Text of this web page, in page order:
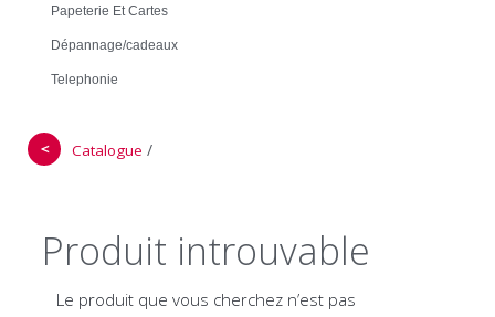
Papeterie Et Cartes
Dépannage/cadeaux
Telephonie
＜ Catalogue /
Produit introuvable
Le produit que vous cherchez n’est pas